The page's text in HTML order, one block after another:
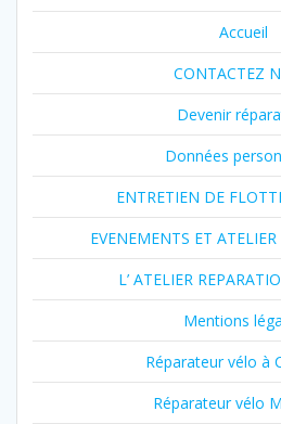
Accueil
CONTACTEZ
Devenir
Données
ENTRETIEN DE
EVENEMENTS ET
L’ ATELIER
Mentions
Réparateur vélo à
Réparateur vélo